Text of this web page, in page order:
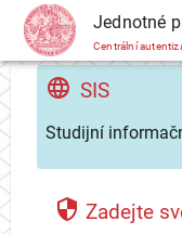
CAS Jednotné
Centrální
SIS
Studijní
Zadejte